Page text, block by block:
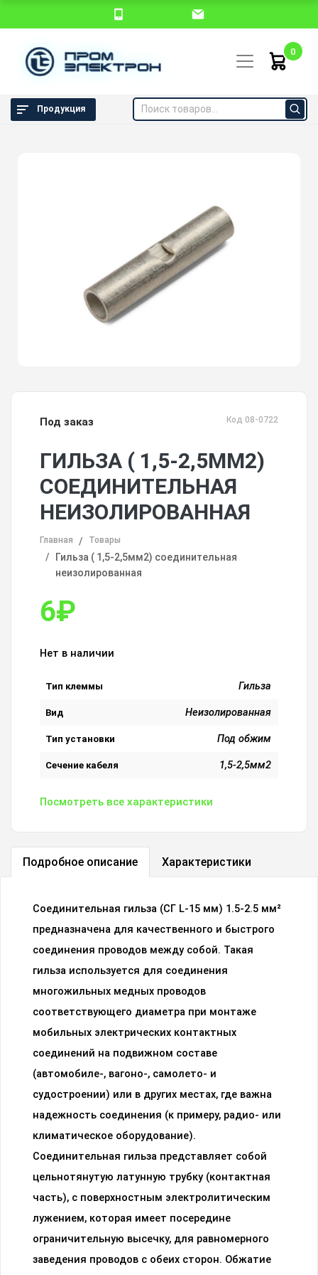
0
Продукция
Под заказ Код 08-0722
ГИЛЬЗА ( 1,5-2,5ММ2)
СОЕДИНИТЕЛЬНАЯ
НЕИЗОЛИРОВАННАЯ
Главная Товары
Гильза ( 1,5-2,5мм2) соединительная
неизолированная
6₽
Нет в наличии
Тип клеммы Гильза
Вид Неизолированная
Тип установки Под обжим
Сечение кабеля 1,5-2,5мм2
Посмотреть все характеристики
Подробное описание Характеристики
Соединительная гильза (СГ L-15 мм) 1.5-2.5 мм²
предназначена для качественного и быстрого
соединения проводов между собой. Такая
гильза используется для соединения
многожильных медных проводов
соответствующего диаметра при монтаже
мобильных электрических контактных
соединений на подвижном составе
(автомобиле-, вагоно-, самолето- и
судостроении) или в других местах, где важна
надежность соединения (к примеру, радио- или
климатическое оборудование).
Соединительная гильза представляет собой
цельнотянутую латунную трубку (контактная
часть), с поверхностным электролитическим
лужением, которая имеет посередине
ограничительную высечку, для равномерного
заведения проводов с обеих сторон. Обжатие